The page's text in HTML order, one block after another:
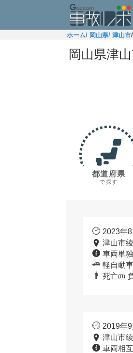
ホーム/ 岡山県/ 津山市
岡山県津
都道府県
で探す
2023年
津山市
車両単
軽自動車
死亡(0)
2019年
津山市
車両相